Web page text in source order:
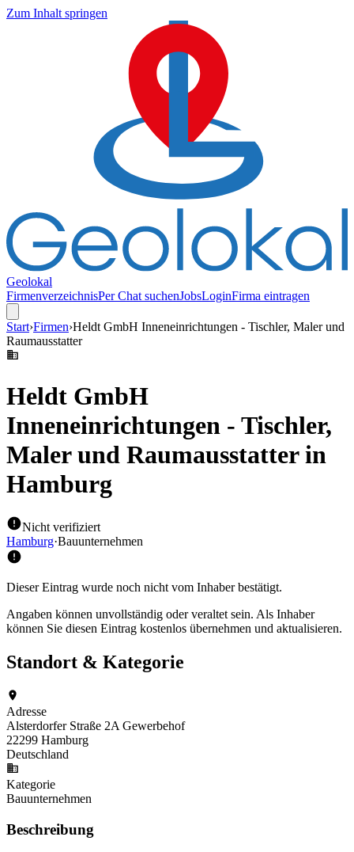
Zum Inhalt springen
Geolokal
FirmenverzeichnisPer Chat suchenJobsLoginFirma eintragen
Start›Firmen›Heldt GmbH Inneneinrichtungen - Tischler, Maler und
Raumausstatter
Heldt GmbH
Inneneinrichtungen - Tischler,
Maler und Raumausstatterin
Hamburg
Nicht verifiziert
Hamburg·Bauunternehmen
Dieser Eintrag wurde noch nicht vom Inhaber bestätigt.
Angaben können unvollständig oder veraltet sein. Als Inhaber
können Sie diesen Eintrag kostenlos übernehmen und aktualisieren.
Standort & Kategorie
Adresse
Alsterdorfer Straße 2A Gewerbehof
22299 Hamburg
Deutschland
Kategorie
Bauunternehmen
Beschreibung